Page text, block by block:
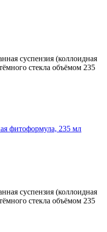
суспензия (коллоидная
стекла объёмом 235
фитоформула, 235 мл
суспензия (коллоидная
стекла объёмом 235